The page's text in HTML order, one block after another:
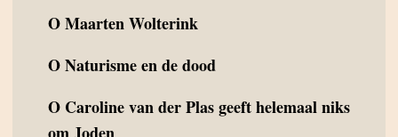
OMaarten Wolterink
ONaturisme en de dood
O Caroline van der Plas geeft helemaal niks